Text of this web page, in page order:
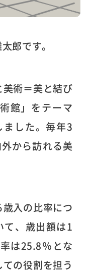
郎です。
術＝美と結び
館」をテーマ
した。毎年3
から訪れる美
入の比率につ
て、歳出額は1
は25.8％とな
の役割を担う